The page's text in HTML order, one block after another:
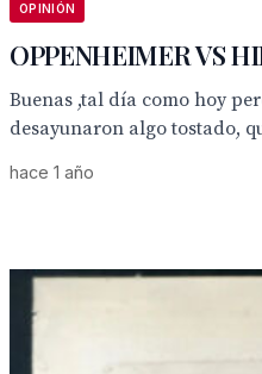
OPINIÓN
OPPENHEIMER VS
Buenas ,tal día como hoy
desayunaron algo tostado,
hace 1 año